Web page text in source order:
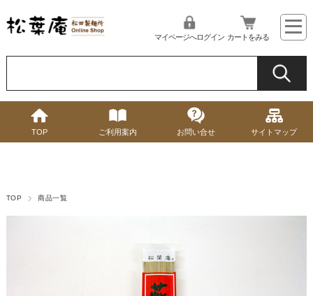
マイページへログイン カートをみる
TOP ご利用案内 お問い合せ サイトマップ
TOP 商品一覧